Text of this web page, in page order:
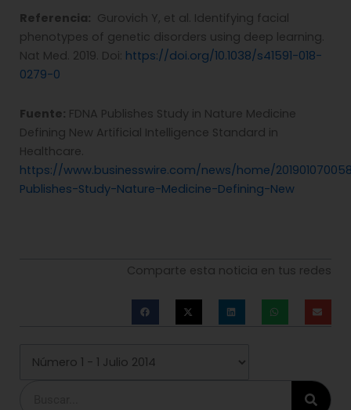
Referencia: Gurovich Y, et al. Identifying facial
phenotypes of genetic disorders using deep learning.
Nat Med. 2019. Doi: https://doi.org/10.1038/s41591-018-
0279-0
Fuente: FDNA Publishes Study in Nature Medicine
Defining New Artificial Intelligence Standard in
Healthcare.
https://www.businesswire.com/news/home/
Publishes-Study-Nature-Medicine-Defining-New
Comparte esta noticia en tus redes